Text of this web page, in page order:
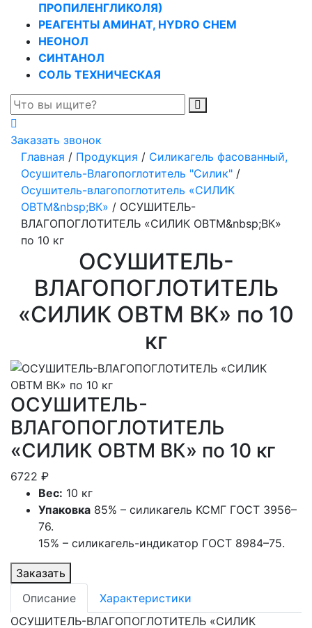
ПРОПИЛЕНГЛИКОЛЯ)
РЕАГЕНТЫ АМИНАТ, HYDRO CHEM
НЕОНОЛ
СИНТАНОЛ
СОЛЬ ТЕХНИЧЕСКАЯ
Заказать звонок
Главная / Продукция / Силикагель фасованный,
Осушитель-Влагопоглотитель "Силик" /
Осушитель-влагопоглотитель «СИЛИК
ОВТМ&nbsp;ВК» / ОСУШИТЕЛЬ-
ВЛАГОПОГЛОТИТЕЛЬ «СИЛИК ОВТМ&nbsp;ВК»
по 10 кг
ОСУШИТЕЛЬ-
ВЛАГОПОГЛОТИТЕЛЬ
«СИЛИК ОВТМ ВК» по 10
кг
ОСУШИТЕЛЬ-
ВЛАГОПОГЛОТИТЕЛЬ
«СИЛИК ОВТМ ВК» по 10 кг
6722 ₽
Вес: 10 кг
Упаковка 85% – силикагель КСМГ ГОСТ 3956–
76.
15% – силикагель-индикатор ГОСТ 8984–75.
Заказать
Описание
Характеристики
ОСУШИТЕЛЬ-ВЛАГОПОГЛОТИТЕЛЬ «СИЛИК